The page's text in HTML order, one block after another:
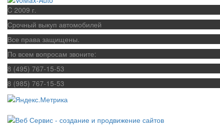
C 2009 г.
Срочный выкуп автомобилей
Все права защищены.
По всем вопросам звоните:
8 (495) 767-15-53
8 (985) 767-15-53